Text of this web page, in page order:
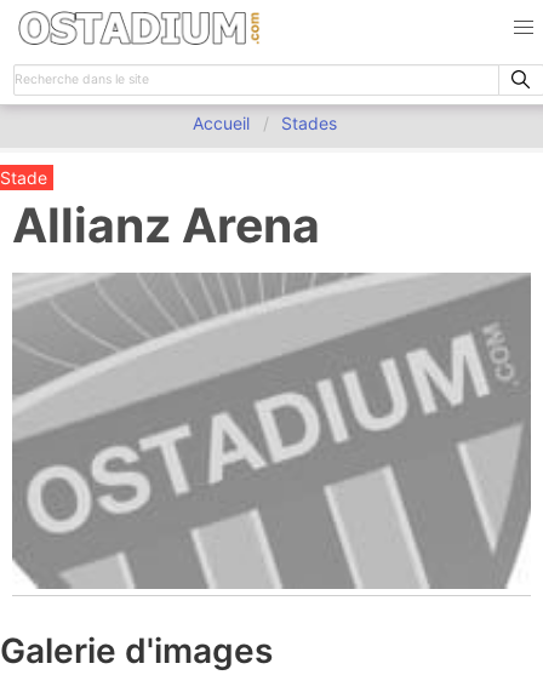
Accueil Stades
Stade
Allianz Arena
Galerie d'images